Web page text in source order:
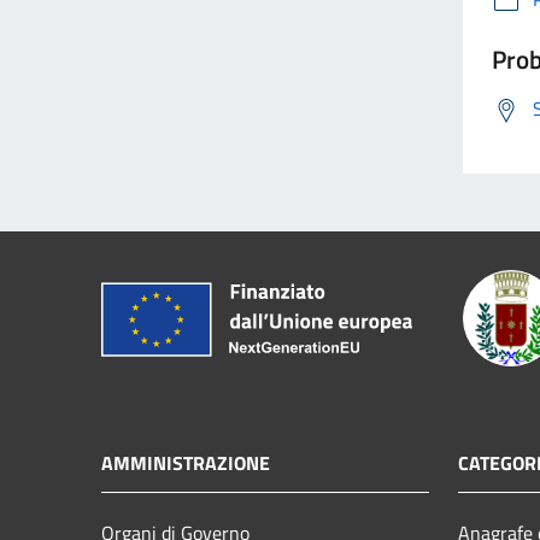
AMMINISTRAZIONE
Organi di Governo